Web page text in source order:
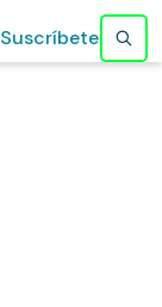
Suscríbete